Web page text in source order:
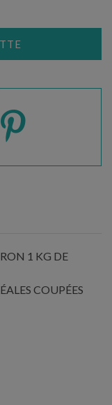
1 KG DE
COUPÉES